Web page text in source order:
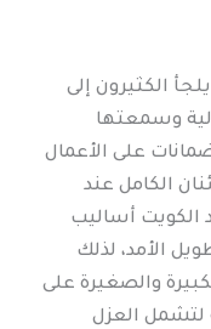
الكثيرون إلى
وسمعتها
على الأعمال
الكامل عند
الكويت أساليب
الأمد، لذلك
والصغيرة على
لتشمل العزل